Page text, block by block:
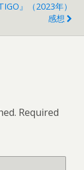
』（2023年）
感想
Required